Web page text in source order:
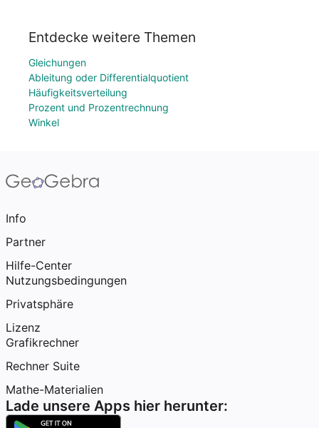
Entdecke weitere Themen
Gleichungen
Ableitung oder Differentialquotient
Häufigkeitsverteilung
Prozent und Prozentrechnung
Winkel
Info
Partner
Hilfe-Center
Nutzungsbedingungen
Privatsphäre
Lizenz
Grafikrechner
Rechner Suite
Mathe-Materialien
Lade unsere Apps hier herunter: